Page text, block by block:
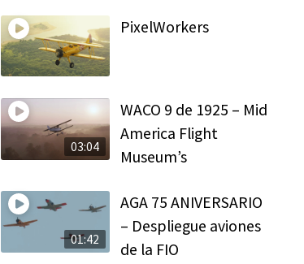
PixelWorkers
03:04
WACO 9 de 1925 – Mid
America Flight
Museum’s
01:42
AGA 75 ANIVERSARIO
– Despliegue aviones
de la FIO